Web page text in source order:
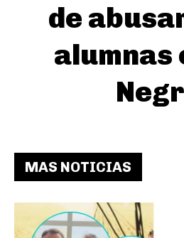
de
alumnas
MAS NOTICIAS